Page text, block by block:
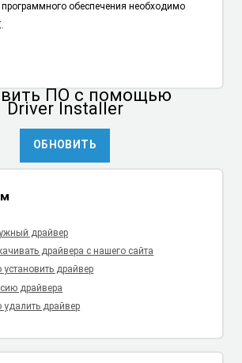
программного обеспечения необходимо
ПОс помощью
Driver Installer
ОБНОВИТЬ
драйвер
драйвера с нашего сайта
драйвер
драйвера
удалить драйвер